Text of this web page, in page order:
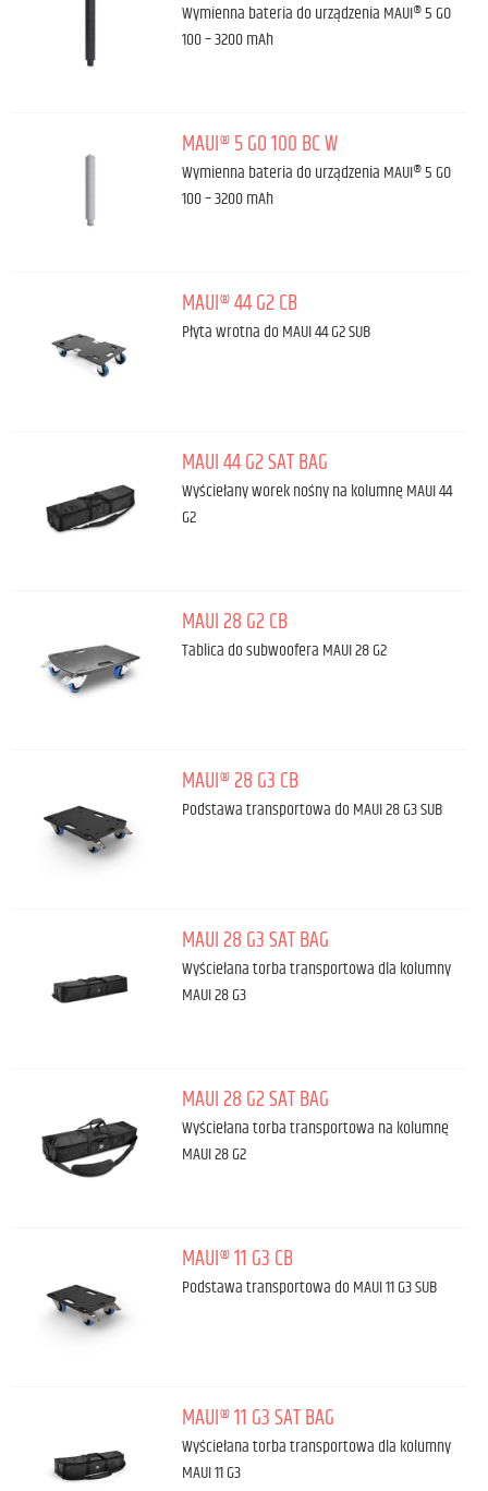
Wymienna bateria do urządzenia MAUI® 5 GO
100 – 3200 mAh
MAUI® 5 GO 100 BC W
Wymienna bateria do urządzenia MAUI® 5 GO
100 – 3200 mAh
MAUI® 44 G2 CB
Płyta wrotna do MAUI 44 G2 SUB
MAUI 44 G2 SAT BAG
Wyściełany worek nośny na kolumnę MAUI 44
G2
MAUI 28 G2 CB
Tablica do subwoofera MAUI 28 G2
MAUI® 28 G3 CB
Podstawa transportowa do MAUI 28 G3 SUB
MAUI 28 G3 SAT BAG
Wyściełana torba transportowa dla kolumny
MAUI 28 G3
MAUI 28 G2 SAT BAG
Wyściełana torba transportowa na kolumnę
MAUI 28 G2
MAUI® 11 G3 CB
Podstawa transportowa do MAUI 11 G3 SUB
MAUI® 11 G3 SAT BAG
Wyściełana torba transportowa dla kolumny
MAUI 11 G3